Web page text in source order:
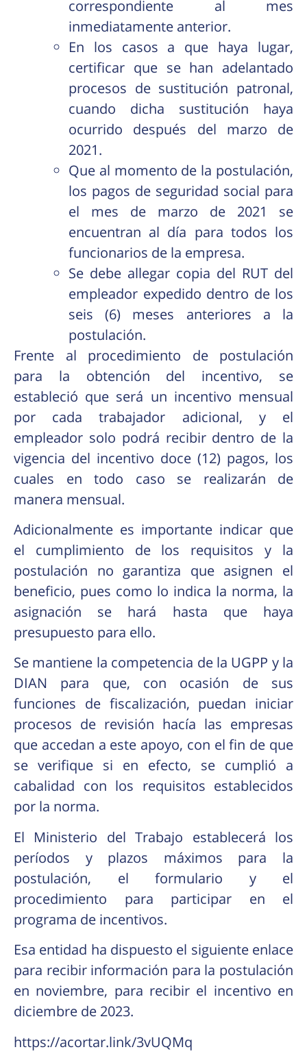
correspondiente al mes
inmediatamente anterior.
En los casos a que haya lugar,
certificar que se han adelantado
procesos de sustitución patronal,
cuando dicha sustitución haya
ocurrido después del marzo de
2021.
Que al momento de la postulación,
los pagos de seguridad social para
el mes de marzo de 2021 se
encuentran al día para todos los
funcionarios de la empresa.
Se debe allegar copia del RUT del
empleador expedido dentro de los
seis (6) meses anteriores a la
postulación.
Frente al procedimiento de postulación
para la obtención del incentivo, se
estableció que será un incentivo mensual
por cada trabajador adicional, y el
empleador solo podrá recibir dentro de la
vigencia del incentivo doce (12) pagos, los
cuales en todo caso se realizarán de
manera mensual.
Adicionalmente es importante indicar que
el cumplimiento de los requisitos y la
postulación no garantiza que asignen el
beneficio, pues como lo indica la norma, la
asignación se hará hasta que haya
presupuesto para ello.
Se mantiene la competencia de la UGPP y la
DIAN para que, con ocasión de sus
funciones de fiscalización, puedan iniciar
procesos de revisión hacía las empresas
que accedan a este apoyo, con el fin de que
se verifique si en efecto, se cumplió a
cabalidad con los requisitos establecidos
por la norma.
El Ministerio del Trabajo establecerá los
períodos y plazos máximos para la
postulación, el formulario y el
procedimiento para participar en el
programa de incentivos.
Esa entidad ha dispuesto el siguiente enlace
para recibir información para la postulación
en noviembre, para recibir el incentivo en
diciembre de 2023.
https://acortar.link/3vUQMq